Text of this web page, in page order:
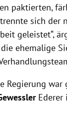
paktierten,
sich der
geleistet“,
ehemalige
Regierung
Ederer